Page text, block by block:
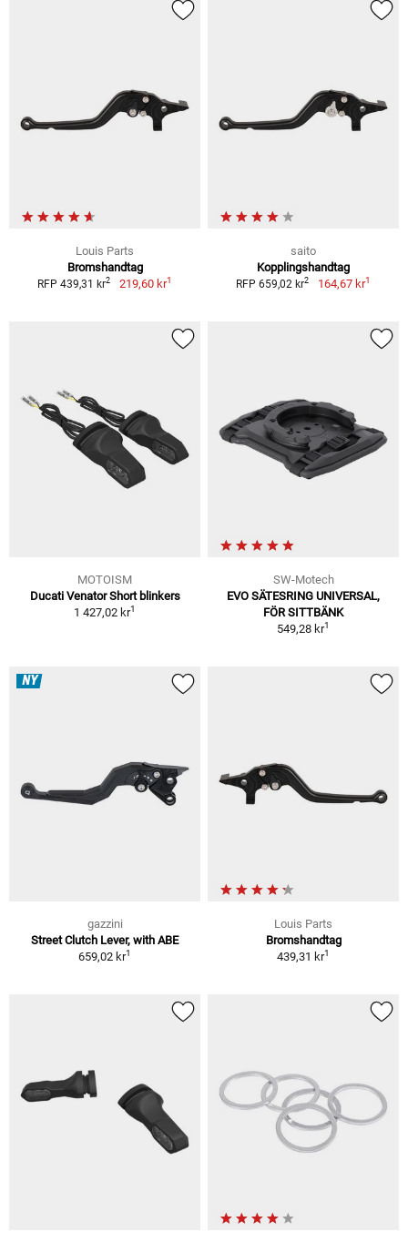
Louis Parts
Bromshandtag
RFP 439,31 kr2 219,60 kr1
saito
Kopplingshandtag
RFP 659,02 kr2 164,67 kr1
MOTOISM
Ducati Venator Short blinkers
1 427,02 kr1
SW-Motech
EVO SÄTESRING UNIVERSAL,
FÖR SITTBÄNK
549,28 kr1
NY
gazzini
Street Clutch Lever, with ABE
659,02 kr1
Louis Parts
Bromshandtag
439,31 kr1